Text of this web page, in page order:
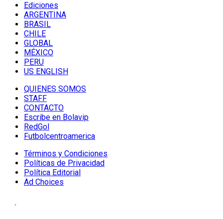
Ediciones
ARGENTINA
BRASIL
CHILE
GLOBAL
MÉXICO
PERU
US ENGLISH
QUIENES SOMOS
STAFF
CONTACTO
Escribe en Bolavip
RedGol
Futbolcentroamerica
Términos y Condiciones
Políticas de Privacidad
Política Editorial
Ad Choices